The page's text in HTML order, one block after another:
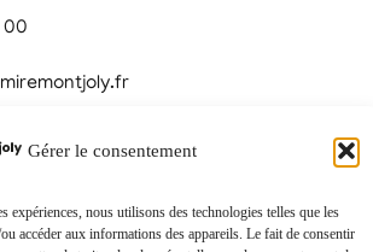
Gérer le consentement
expériences, nous utilisons des technologies telles que les
accéder aux informations des appareils. Le fait de consentir
00
commune.